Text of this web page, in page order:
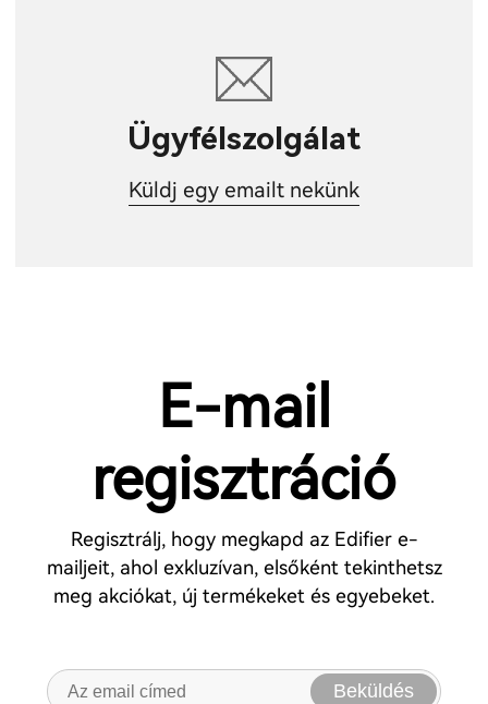
Ügyfélszolgálat
Küldj egy emailt nekünk
E-mail
regisztráció
Regisztrálj, hogy megkapd az Edifier e-
mailjeit, ahol exkluzívan, elsőként tekinthetsz
meg akciókat, új termékeket és egyebeket.
Beküldés